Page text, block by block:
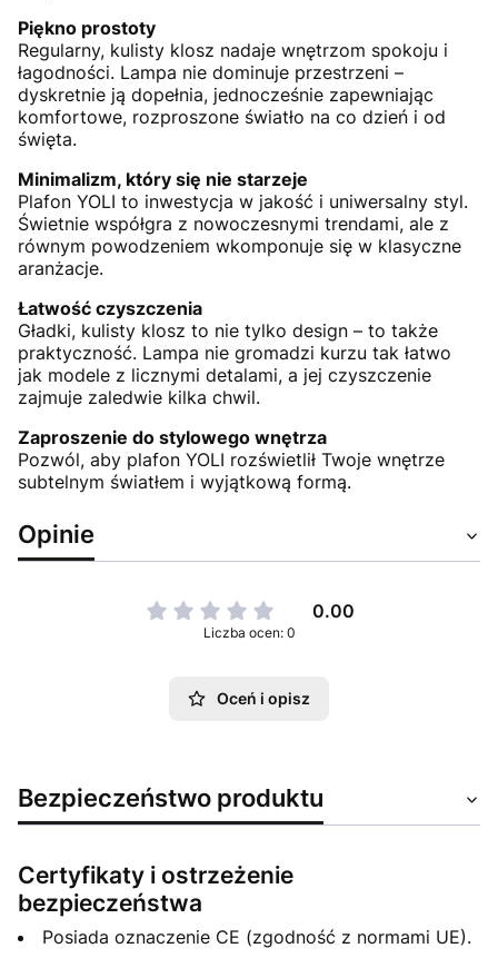
Piękno prostoty
Regularny, kulisty klosz nadaje wnętrzom spokoju i
łagodności. Lampa nie dominuje przestrzeni –
dyskretnie ją dopełnia, jednocześnie zapewniając
komfortowe, rozproszone światło na co dzień i od
święta.
Minimalizm, który się nie starzeje
Plafon YOLI to inwestycja w jakość i uniwersalny styl.
Świetnie współgra z nowoczesnymi trendami, ale z
równym powodzeniem wkomponuje się w klasyczne
aranżacje.
Łatwość czyszczenia
Gładki, kulisty klosz to nie tylko design – to także
praktyczność. Lampa nie gromadzi kurzu tak łatwo
jak modele z licznymi detalami, a jej czyszczenie
zajmuje zaledwie kilka chwil.
Zaproszenie do stylowego wnętrza
Pozwól, aby plafon YOLI rozświetlił Twoje wnętrze
subtelnym światłem i wyjątkową formą.
Opinie
0.00
Liczba ocen: 0
Oceń i opisz
Bezpieczeństwo produktu
Certyfikaty i ostrzeżenie
bezpieczeństwa
Posiada oznaczenie CE (zgodność z normami UE).